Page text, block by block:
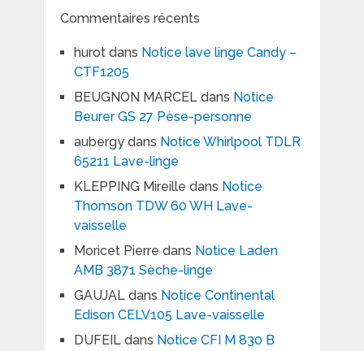
Commentaires récents
hurotdans Notice lave linge Candy –
CTF1205
BEUGNON MARCELdans Notice
Beurer GS 27 Pèse-personne
aubergydans Notice Whirlpool TDLR
65211 Lave-linge
KLEPPING Mireille dans Notice
Thomson TDW 60 WH Lave-
vaisselle
Moricet Pierre dans Notice Laden
AMB 3871 Sèche-linge
GAUJALdans Notice Continental
Edison CELV105 Lave-vaisselle
DUFEILdans Notice CFI M 830 B